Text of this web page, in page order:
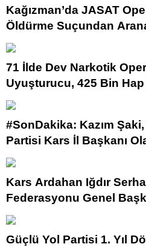
Kağızman’da JASAT
Öldürme Suçundan
71 İlde Dev Narkotik
Uyuşturucu, 425 Bin
#SonDakika: Kazım
Partisi Kars İl Başkanı
Kars Ardahan Iğdır
Federasyonu Genel
Balını Bakan Yardımcısı
Güçlü Yol Partisi 1. Yıl